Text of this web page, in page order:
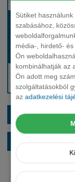
Sütiket
szabásához,
média-, hirdető-
Ön
kombinálhatják az
Ön adott meg
szolgáltatásokból
azadatkezelési
Bérleti díj:
EXTRÁK ÉS